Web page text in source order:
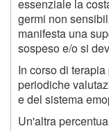
essenziale la
germi non
manifesta una
sospeso e/o si
In corso di
periodiche
e del sistema
Un'altra